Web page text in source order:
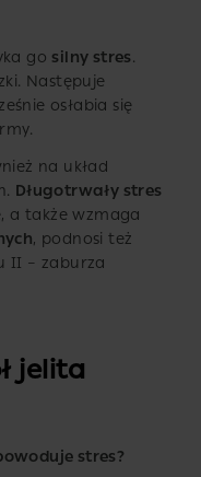
go silny stres.
Następuje
osłabia się
na układ
Długotrwały stres
a także wzmaga
, podnosi też
II – zaburza
jelita
stres?